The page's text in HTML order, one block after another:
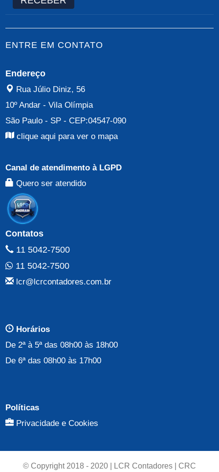
ENTRE EM CONTATO
Endereço
Rua Júlio Diniz, 56
10º Andar -Vila Olímpia
São Paulo - SP - CEP:04547-090
clique aqui para ver o mapa
Canal de atendimento à LGPD
Quero ser atendido
Contatos
11 5042-7500
11 5042-7500
lcr@lcrcontadores.com.br
Horários
De 2ª à 5ª das 08h00 às 18h00
De 6ª das 08h00 às 17h00
Políticas
Privacidade e Cookies
© Copyright 2018 - 2020 | LCR Contadores | CRC